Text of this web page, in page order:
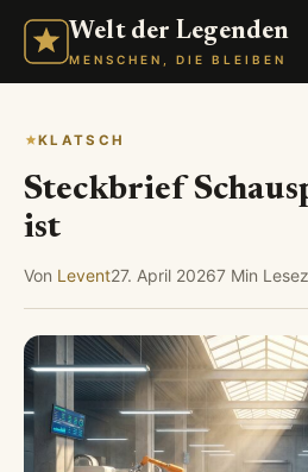
Welt der Legenden
MENSCHEN, DIE BLEIBEN
KLATSCH
Steckbrief
ist
Von Levent27. April 20267 Min